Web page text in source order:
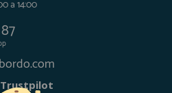
a 14:00
Trustpilot